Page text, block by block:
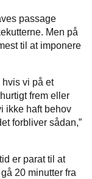
passage
Men på
til at imponere
vi på et
frem eller
ikke haft behov
forbliver sådan,”
er parat til at
20 minutter fra